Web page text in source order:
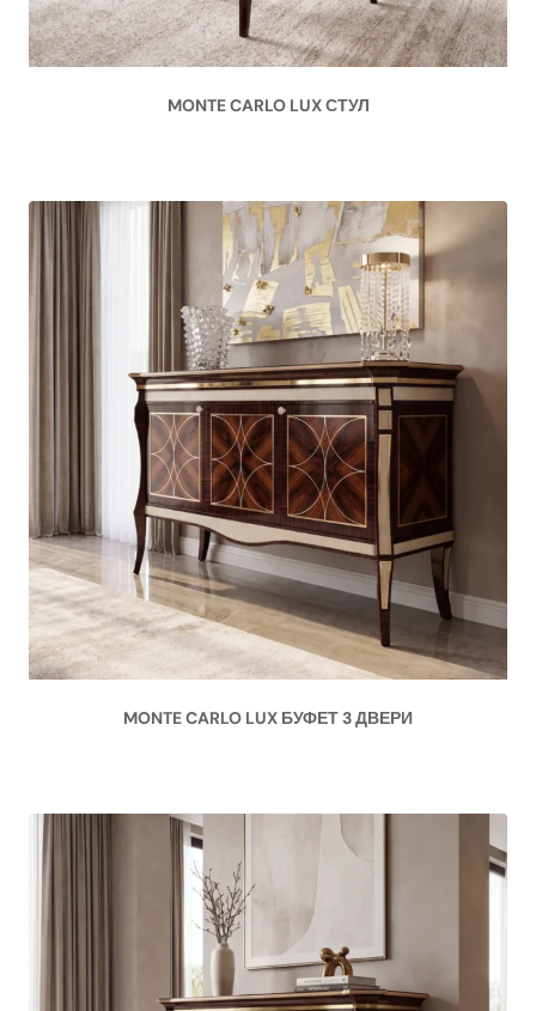
MONTE CARLO LUX СТУЛ
MONTE CARLO LUX БУФЕТ 3 ДВЕРИ